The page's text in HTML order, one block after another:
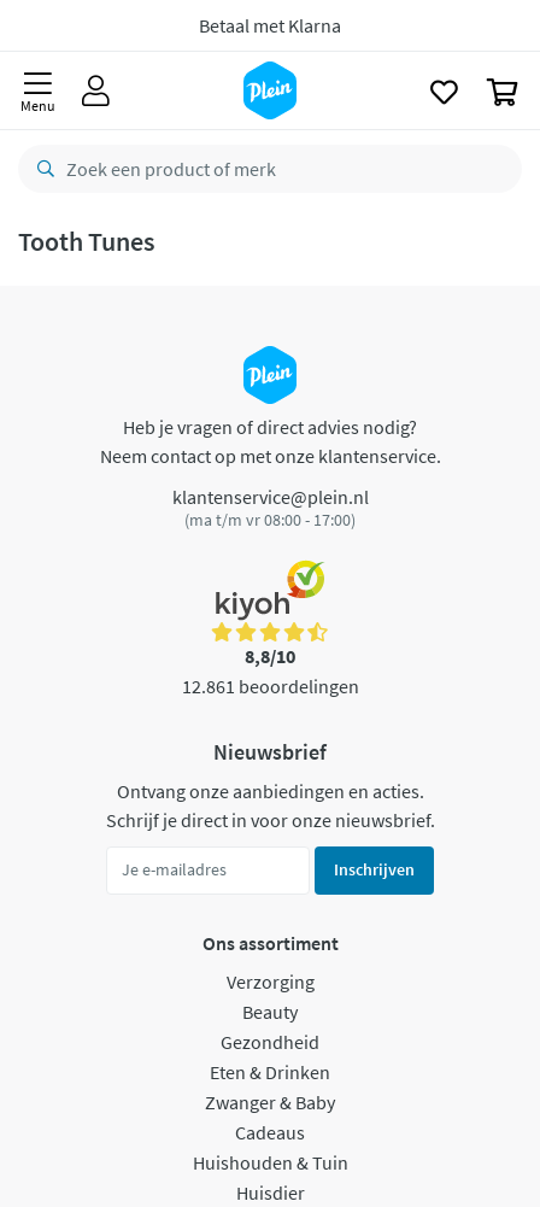
Betaal met Klarna
Menu
Tooth Tunes
Heb je vragen of direct advies nodig?
Neem contact op met onze klantenservice.
klantenservice@plein.nl
(ma t/m vr 08:00 - 17:00)
8,8/10
12.861 beoordelingen
Nieuwsbrief
Ontvang onze aanbiedingen en acties.
Schrijf je direct in voor onze nieuwsbrief.
Inschrijven
Ons assortiment
Verzorging
Beauty
Gezondheid
Eten & Drinken
Zwanger & Baby
Cadeaus
Huishouden & Tuin
Huisdier